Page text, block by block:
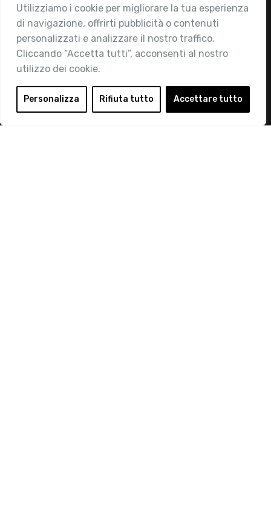
Utilizziamo i cookie per migliorare la tua esperienza
di navigazione, offrirti pubblicità o contenuti
personalizzati e analizzare il nostro traffico.
Cliccando “Accetta tutti”, acconsenti al nostro
utilizzo dei cookie.
Personalizza Rifiuta tutto Accettare tutto
Chi siamo
Attività
Contatti
Area Riservata
Login
Diventa Socio